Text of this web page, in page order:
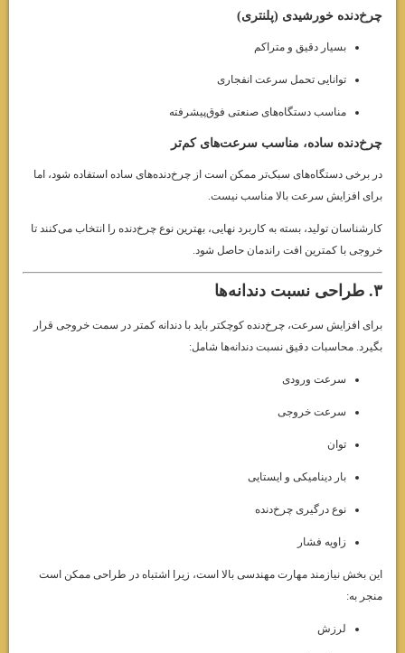
چرخ‌دنده خورشیدی (پلنتری)
بسیار دقیق و متراکم
توانایی تحمل سرعت انفجاری
مناسب دستگاه‌های صنعتی فوق‌پیشرفته
چرخ‌دنده ساده، مناسب سرعت‌های کم‌تر
در برخی دستگاه‌های سبک‌تر ممکن است از چرخ‌دنده‌های ساده استفاده شود، اما
برای افزایش سرعت بالا مناسب نیست.
کارشناسان تولید، بسته به کاربرد نهایی، بهترین نوع چرخ‌دنده را انتخاب می‌کنند تا
خروجی با کمترین افت راندمان حاصل شود.
۳. طراحی نسبت دندانه‌ها
برای افزایش سرعت، چرخ‌دنده کوچکتر باید با دندانه کمتر در سمت خروجی قرار
بگیرد. محاسبات دقیق نسبت دندانه‌ها شامل:
سرعت ورودی
سرعت خروجی
توان
بار دینامیکی و ایستایی
نوع درگیری چرخ‌دنده
زاویه فشار
این بخش نیازمند مهارت مهندسی بالا است، زیرا اشتباه در طراحی ممکن است
منجر به:
لرزش